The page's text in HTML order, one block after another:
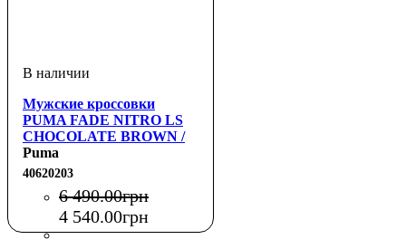
Мужские кроссовки
PUMA FADE NITRO LS
CHOCOLATE BROWN /
BLACK
Puma
40620203
6 490.00грн
4 540.00грн